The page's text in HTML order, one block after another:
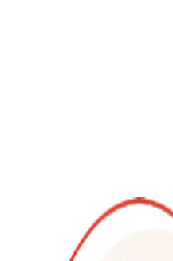
Erlebnisse: